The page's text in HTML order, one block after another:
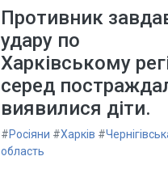
Противник
удару по
Харківському
серед
виявилися діти.
#Росіяни #Харків #
область